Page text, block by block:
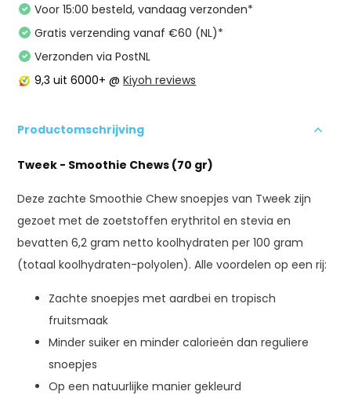
Voor 15:00 besteld, vandaag verzonden*
Gratis verzending vanaf €60 (NL)*
Verzonden via PostNL
9,3 uit 6000+ @Kiyoh reviews
Productomschrijving
Tweek - Smoothie Chews (70 gr)
Deze zachte Smoothie Chew snoepjes van Tweek zijn
gezoet met de zoetstoffen erythritol en stevia en
bevatten 6,2 gram netto koolhydraten per 100 gram
(totaal koolhydraten-polyolen). Alle voordelen op een rij:
Zachte snoepjes met aardbei en tropisch
fruitsmaak
Minder suiker en minder calorieën dan reguliere
snoepjes
Op een natuurlijke manier gekleurd